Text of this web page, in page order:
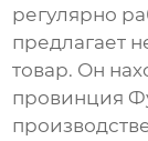
регулярно
предлагает
товар. Он
провинция